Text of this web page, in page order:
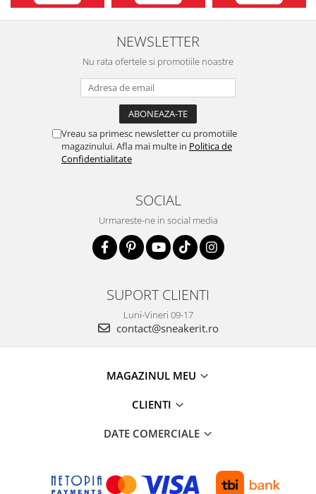
NEWSLETTER
Nu rata ofertele si promotiile noastre
Vreau sa primesc newsletter cu promotiile
magazinului. Afla mai multe in Politica de
Confidentialitate
SOCIAL
Urmareste-ne in social media
SUPORT CLIENTI
Luni-Vineri 09-17
contact@sneakerit.ro
MAGAZINUL MEU
CLIENTI
DATE COMERCIALE